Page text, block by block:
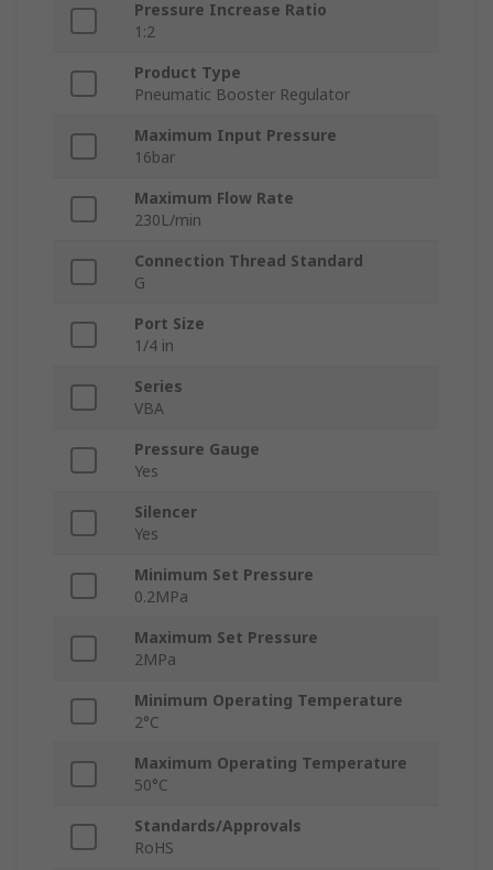
Pressure Increase Ratio
1:2
Product Type
Pneumatic Booster Regulator
Maximum Input Pressure
16bar
Maximum Flow Rate
230L/min
Connection Thread Standard
G
Port Size
1/4 in
Series
VBA
Pressure Gauge
Yes
Silencer
Yes
Minimum Set Pressure
0.2MPa
Maximum Set Pressure
2MPa
Minimum Operating Temperature
2°C
Maximum Operating Temperature
50°C
Standards/Approvals
RoHS